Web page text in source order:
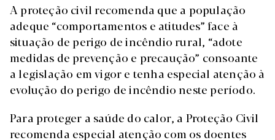
A proteção civil recomenda que a população
adeque “comportamentos e atitudes” face à
situação de perigo de incêndio rural, “adote
medidas de prevenção e precaução” consoante
a legislação em vigor e tenha especial atenção à
evolução do perigo de incêndio neste período.
Para proteger a saúde do calor, a Proteção Civil
recomenda especial atenção com os doentes